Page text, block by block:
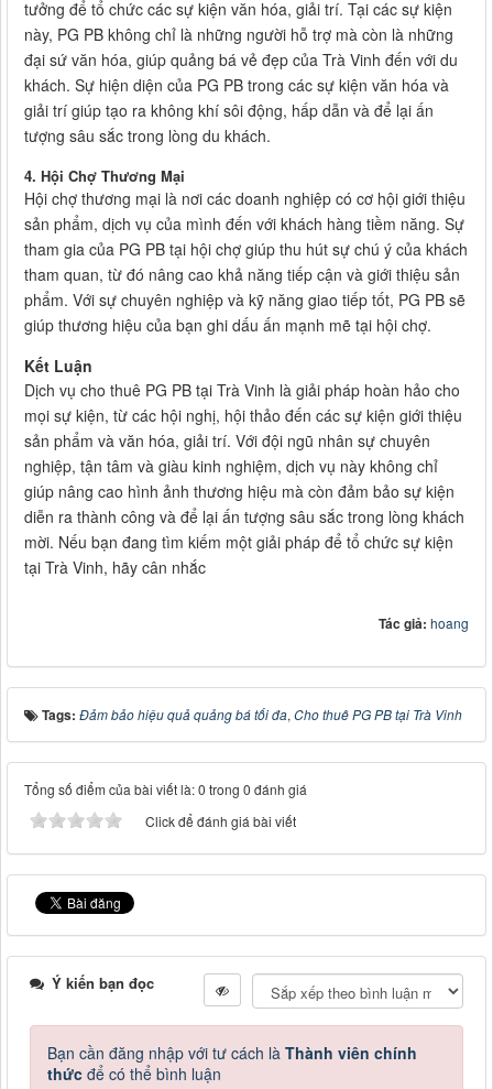
tưởng để tổ chức các sự kiện văn hóa, giải trí. Tại các sự kiện
này, PG PB không chỉ là những người hỗ trợ mà còn là những
đại sứ văn hóa, giúp quảng bá vẻ đẹp của Trà Vinh đến với du
khách. Sự hiện diện của PG PB trong các sự kiện văn hóa và
giải trí giúp tạo ra không khí sôi động, hấp dẫn và để lại ấn
tượng sâu sắc trong lòng du khách.
4. Hội Chợ Thương Mại
Hội chợ thương mại là nơi các doanh nghiệp có cơ hội giới thiệu
sản phẩm, dịch vụ của mình đến với khách hàng tiềm năng. Sự
tham gia của PG PB tại hội chợ giúp thu hút sự chú ý của khách
tham quan, từ đó nâng cao khả năng tiếp cận và giới thiệu sản
phẩm. Với sự chuyên nghiệp và kỹ năng giao tiếp tốt, PG PB sẽ
giúp thương hiệu của bạn ghi dấu ấn mạnh mẽ tại hội chợ.
Kết Luận
Dịch vụ cho thuê PG PB tại Trà Vinh là giải pháp hoàn hảo cho
mọi sự kiện, từ các hội nghị, hội thảo đến các sự kiện giới thiệu
sản phẩm và văn hóa, giải trí. Với đội ngũ nhân sự chuyên
nghiệp, tận tâm và giàu kinh nghiệm, dịch vụ này không chỉ
giúp nâng cao hình ảnh thương hiệu mà còn đảm bảo sự kiện
diễn ra thành công và để lại ấn tượng sâu sắc trong lòng khách
mời. Nếu bạn đang tìm kiếm một giải pháp để tổ chức sự kiện
tại Trà Vinh, hãy cân nhắc
Tác giả: hoang
Tags: Đảm bảo hiệu quả quảng bá tối đa, Cho thuê PG PB tại Trà Vinh
Tổng số điểm của bài viết là: 0 trong 0 đánh giá
Click để đánh giá bài viết
Ý kiến bạn đọc
Bạn cần đăng nhập với tư cách là Thành viên chính
thức để có thể bình luận